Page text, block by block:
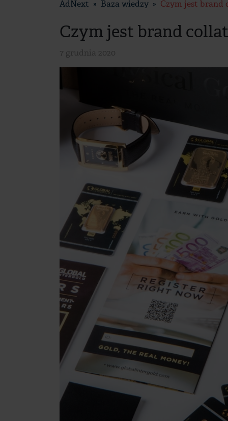
AdNext Baza wiedzy Czym jest brand
Czym jest brand